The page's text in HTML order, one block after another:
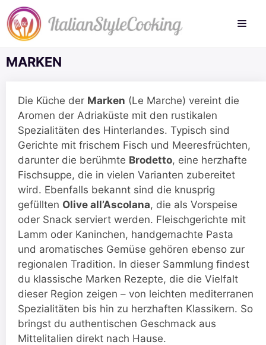
Zum
Inhalt
springen
MARKEN
Die Küche der Marken (Le Marche) vereint die
Aromen der Adriaküste mit den rustikalen
Spezialitäten des Hinterlandes. Typisch sind
Gerichte mit frischem Fisch und Meeresfrüchten,
darunter die berühmte Brodetto, eine herzhafte
Fischsuppe, die in vielen Varianten zubereitet
wird. Ebenfalls bekannt sind die knusprig
gefüllten Olive all’Ascolana, die als Vorspeise
oder Snack serviert werden. Fleischgerichte mit
Lamm oder Kaninchen, handgemachte Pasta
und aromatisches Gemüse gehören ebenso zur
regionalen Tradition. In dieser Sammlung findest
du klassische Marken Rezepte, die die Vielfalt
dieser Region zeigen – von leichten mediterranen
Spezialitäten bis hin zu herzhaften Klassikern. So
bringst du authentischen Geschmack aus
Mittelitalien direkt nach Hause.